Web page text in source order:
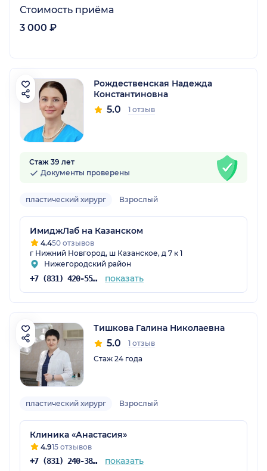
Стоимость приёма
3 000 ₽
Рождественская Надежда
Константиновна
5.0 1 отзыв
Стаж 39 лет
Документы проверены
пластический хирург Взрослый
ИмиджЛаб на Казанском
4.450 отзывов
г Нижний Новгород, ш Казанское, д 7 к 1
Нижегородский район
+7 (831) 420-55-55 показать
Тишкова Галина Николаевна
5.0
1 отзыв
Стаж 24 года
пластический хирург Взрослый
Клиника «Анастасия»
4.915 отзывов
+7 (831) 240-38-27 показать